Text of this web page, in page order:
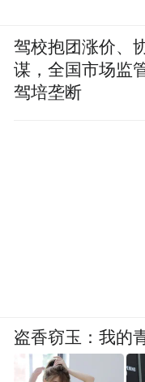
驾校抱团涨价、
谋，全国市场监
驾培垄断
盗香窃玉：我的